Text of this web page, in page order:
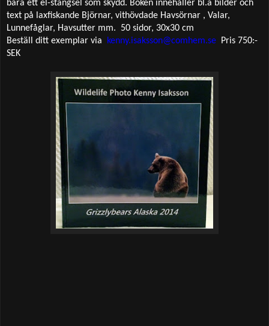
bara ett el-stängsel som skydd. Boken innehåller bl.a bilder och
text på laxfiskande Björnar, vithövdade Havsörnar , Valar,
Lunnefåglar, Havsutter mm.
50 sidor, 30x30 cm
Beställ ditt exemplar via
kenny.isaksson@comhem.se Pris 750:-
SEK